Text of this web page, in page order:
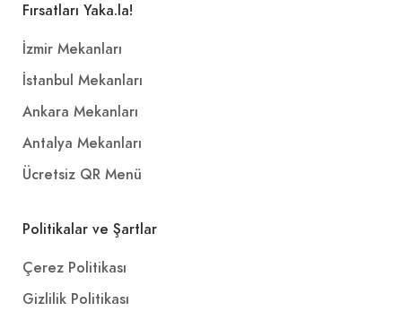
Fırsatları Yaka.la!
İzmir Mekanları
İstanbul Mekanları
Ankara Mekanları
Antalya Mekanları
Ücretsiz QR Menü
Politikalar ve Şartlar
Çerez Politikası
Gizlilik Politikası